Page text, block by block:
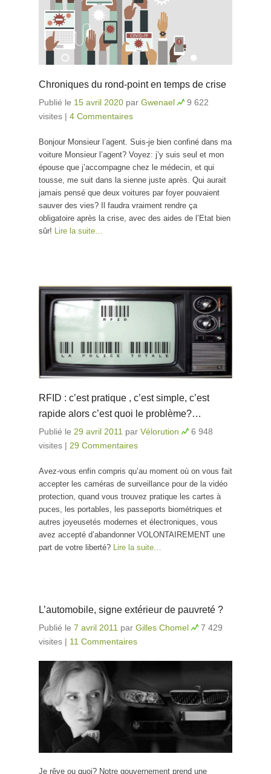
Chroniques du rond-point en temps de crise
Publié le 15 avril 2020 par Gwenael
9 622
visites | 4 Commentaires
Bonjour Monsieur l’agent. Suis-je bien confiné dans ma
voiture Monsieur l’agent? Voyez: j’y suis seul et mon
épouse que j’accompagne chez le médecin, et qui
tousse, me suit dans la sienne juste après. Qui aurait
jamais pensé que deux voitures par foyer pouvaient
sauver des vies? Il faudra vraiment rendre ça
obligatoire après la crise, avec des aides de l’Etat bien
sûr! Lire la suite…
RFID : c’est pratique , c’est simple, c’est
rapide alors c’est quoi le problème?…
Publié le 29 avril 2011 par Vélorution
6 948
visites | 29 Commentaires
Avez-vous enfin compris qu’au moment où on vous fait
accepter les caméras de surveillance pour de la vidéo
protection, quand vous trouvez pratique les cartes à
puces, les portables, les passeports biométriques et
autres joyeusetés modernes et électroniques, vous
avez accepté d’abandonner VOLONTAIREMENT une
part de votre liberté?
Lire la suite…
L’automobile, signe extérieur de pauvreté ?
Publié le 7 avril 2011 par Gilles Chomel
7 429
visites | 11 Commentaires
Je rêve ou quoi? Notre gouvernement prend une